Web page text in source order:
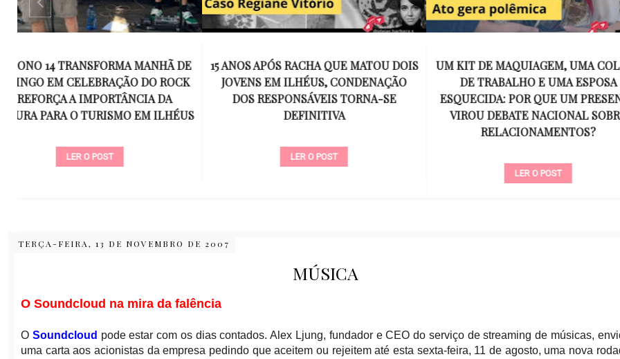
15 ANOS APÓS RACHA QUE MATOU DOIS
JOVENS EM ILHÉUS, CONDENAÇÃO
DOS RESPONSÁVEIS TORNA-SE
DEFINITIVA
LER O POST
UM KIT DE MAQUIAGEM, UMA COLEGA
DE TRABALHO E UMA ESPOSA
ESQUECIDA: POR QUE UM PRESENTE
VIROU DEBATE NACIONAL SOBRE
APÓS O SUCESSO DE EU
ENCONTRAR, NETFLIX
DE MYRON BOLITAR, O
MAIS ICÔNICO DE
TERÇA-FEIRA, 13 DE NOVEMBRO DE 2007
MÚSICA
O Soundcloud na mira da falência
O Soundcloud pode estar com os dias contados. Alex Ljung, fundador e CEO do serviço de streaming de músicas,
uma carta aos acionistas da empresa pedindo que aceitem ou rejeitem até esta sexta-feira, 11 de agosto, uma nova